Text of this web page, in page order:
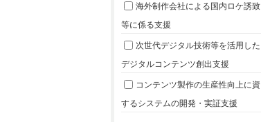
海外制作会社による国内ロケ誘致
等に係る支援
次世代デジタル技術等を活用した
デジタルコンテンツ創出支援
コンテンツ製作の生産性向上に資
するシステムの開発・実証支援